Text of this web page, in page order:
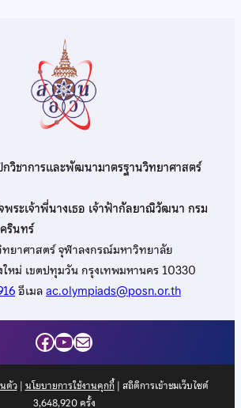
วิชาการและพัฒนามาตรฐานวิทยาศาสตร์
ระเจ้าพี่นางเธอ เจ้าฟ้ากัลยาณิวัฒนา กรม
รินทร์
ยาศาสตร์ จุฬาลงกรณ์มหาวิทยาลัย
หม่ เขตปทุมวัน กรุงเทพมหานคร 10330
อีเมลac.olympiads@posn.or.th
Facebook
YouTube
Mail
ตัว| นโยบายการใช้งานคุกกี้| สถิติการเข้าชมเว็บไซต์
3,648,920ครั้ง